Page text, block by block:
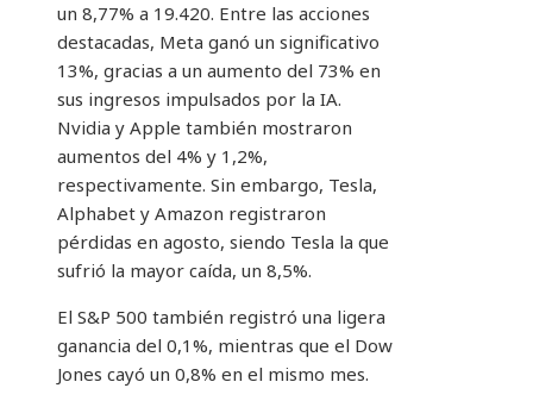
un 8,77% a 19.420. Entre las acciones
destacadas, Meta ganó un significativo
13%, gracias a un aumento del 73% en
sus ingresos impulsados ​​por la IA.
Nvidia y Apple también mostraron
aumentos del 4% y 1,2%,
respectivamente. Sin embargo, Tesla,
Alphabet y Amazon registraron
pérdidas en agosto, siendo Tesla la que
sufrió la mayor caída, un 8,5%.
El S&P 500 también registró una ligera
ganancia del 0,1%, mientras que el Dow
Jones cayó un 0,8% en el mismo mes.